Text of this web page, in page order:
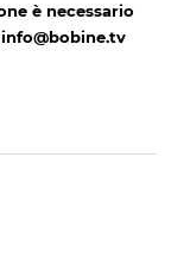
è necessario